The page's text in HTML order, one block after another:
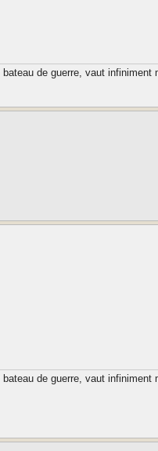
de guerre, vaut
de guerre, vaut